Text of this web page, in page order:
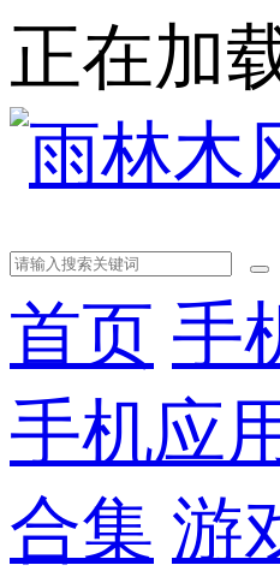
正在加
首页 手
手机应
合集 游